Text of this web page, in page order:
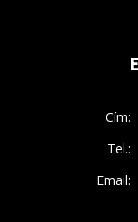
Cím:
Tel.:
Email: